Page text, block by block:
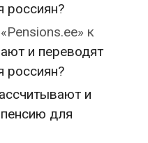
россиян?
к
и переводят
россиян?
и
для